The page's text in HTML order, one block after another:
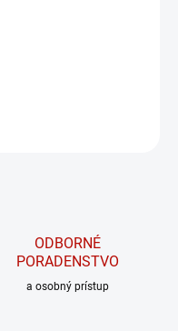
ODBORNÉ
PORADENSTVO
a osobný prístup